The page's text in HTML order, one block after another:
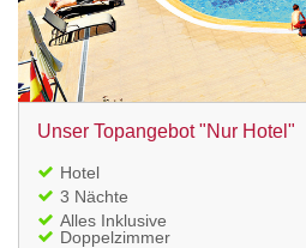
Unser Topangebot "Nur Hotel"
Hotel
3 Nächte
Alles Inklusive
Doppelzimmer